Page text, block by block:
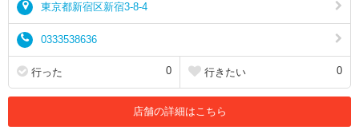
東京都新宿区新宿3-8-4
0333538636
行った 0 行きたい 0
店舗の詳細はこちら